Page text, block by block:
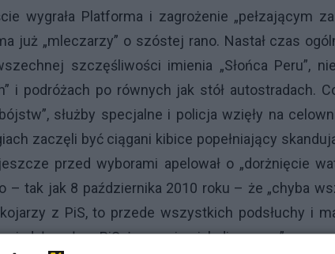
wygrała Platforma i zagrożenie „pełzającym
już „mleczarzy” o szóstej rano. Nastał czas
szczęśliwości imienia „Słońca Peru”,
i podróżach po równych jak stół autostradach.
służby specjalne i policja wzięły na
zaczęli być ciągani kibice popełniający
przed wyborami apelował o „dorżnięcie
– tak jak 8 października 2010 roku – że „chyba
z PiS, to przede wszystkich podsłuchy i
posłom PiS, że „wyginą jak dinozaury”.